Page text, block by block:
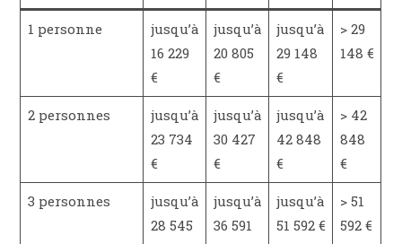
1 personne
jusqu’à
16 229
€
jusqu’à
20 805
€
jusqu’à
29 148
€
> 29
148 €
2 personnes
jusqu’à
23 734
€
jusqu’à
30 427
€
jusqu’à
42 848
€
> 42
848
€
3 personnes
jusqu’à
28 545
jusqu’à
36 591
jusqu’à
51 592 €
> 51
592 €